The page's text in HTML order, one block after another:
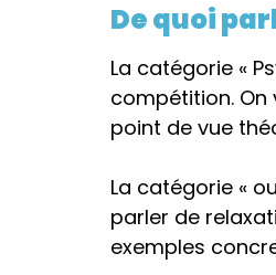
De quoi
La catégorie «
compétition. On
point de vue
La catégorie «
parler de
exemples